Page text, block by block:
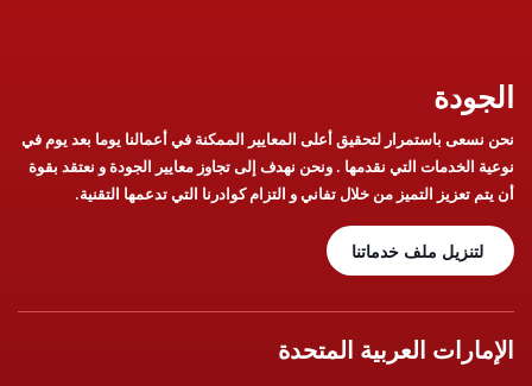
الجودة
نحن نسعى باستمرار لتحقيق أعلى المعايير الممكنة في أعمالنا يوما بعد يوم في
نوعية الخدمات التي نقدمها . ونحن نهدف إلى تجاوز معايير الجودة و نعتقد بقوة
أن يتم تعزيز التميز من خلال تفاني و التزام كوادرنا التي تدعمها التقنية.
لتنزيل ملف خدماتنا
الإمارات العربية المتحدة